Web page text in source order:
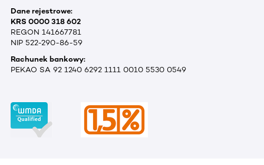
Dane rejestrowe:
KRS 0000 318 602
REGON 141667781
NIP 522-290-86-59
Rachunek bankowy:
PEKAO SA 92 1240 6292 1111 0010 5530 0549